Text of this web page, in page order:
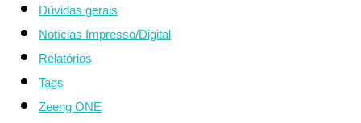
Dúvidas gerais
Notícias Impresso/Digital
Relatórios
Tags
Zeeng ONE